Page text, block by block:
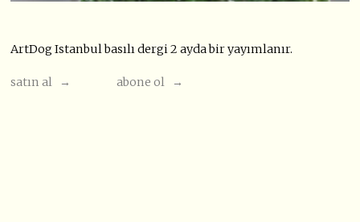
ArtDog Istanbul basılı dergi 2 ayda bir yayımlanır.
satın al → abone ol →